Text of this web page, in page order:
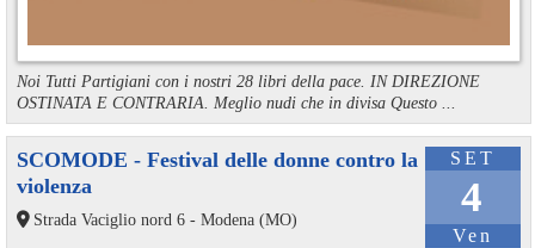
Noi Tutti Partigiani con i nostri 28 libri della pace. IN DIREZIONE
OSTINATA E CONTRARIA. Meglio nudi che in divisa Questo ...
SET
4
Ven
SCOMODE - Festival delle donne contro la
violenza
Strada Vaciglio nord 6 - Modena (MO)